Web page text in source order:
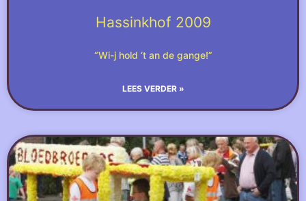
Hassinkhof 2009
“Wi-j hold ‘t an de gange!”
LEES VERDER »